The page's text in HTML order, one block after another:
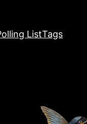
ListTags